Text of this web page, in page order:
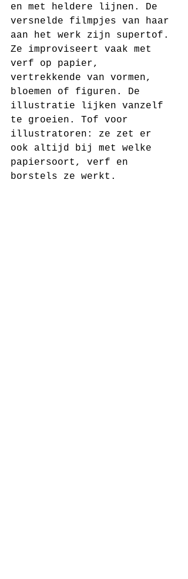
en met heldere lijnen. De
versnelde filmpjes van haar
aan het werk zijn supertof.
Ze improviseert vaak met
verf op papier,
vertrekkende van vormen,
bloemen of figuren. De
illustratie lijken vanzelf
te groeien. Tof voor
illustratoren: ze zet er
ook altijd bij met welke
papiersoort, verf en
borstels ze werkt.